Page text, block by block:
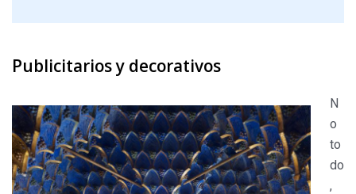
Publicitarios y decorativos
N
o
to
do
,